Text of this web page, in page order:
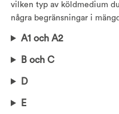
vilken typ av köldmedium
några begränsningar i
A1 och A2
B och C
D
E